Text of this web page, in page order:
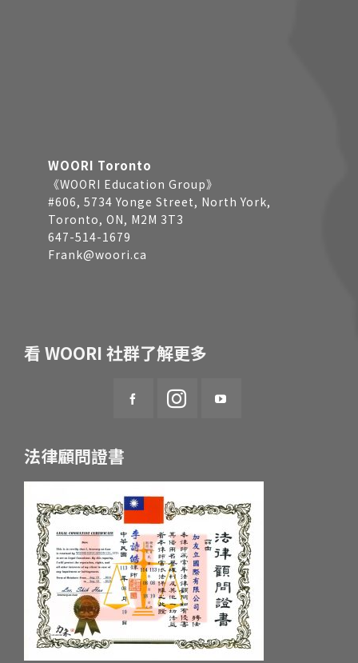
WOORI Toronto
《WOORI Education Group》
#606, 5734 Yonge Street, North York,
Toronto, ON, M2M 3T3
647-514-1679
Frank@woori.ca
看 WOORI 社群了解更多
法律顧問證書